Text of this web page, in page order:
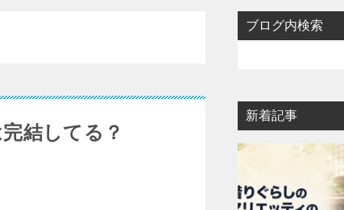
結してる？
ブログ内検索
新着記事